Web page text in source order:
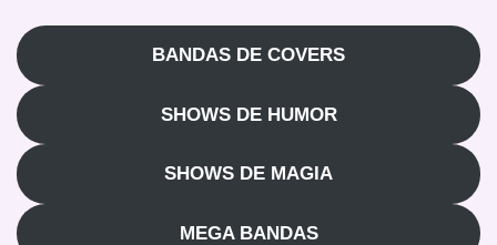
BANDAS DE COVERS
SHOWS DE HUMOR
SHOWS DE MAGIA
MEGA BANDAS